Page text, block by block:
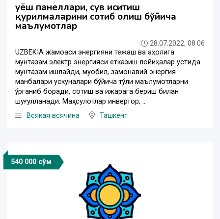
Қуёш панеллари, сув иситиш
қурилмаларини сотиб олиш бўйича
маълумотлар
28.07.2022, 08:06
UZBEKIA жамоаси энергияни тежаш ва аҳолига
мунтазам электр энергияси етказиш лойиҳалар устида
мунтазам ишлайди, муқобил, замонавий энергия
манбалари ускуналари бўйича тўлиқ маълумотларни
ўрганиб боради, сотиш ва ижарага бериш билан
шуғулланади. Маҳсулотлар инвертор, ...
Всякая всячина
Ташкент
540 000 сўм